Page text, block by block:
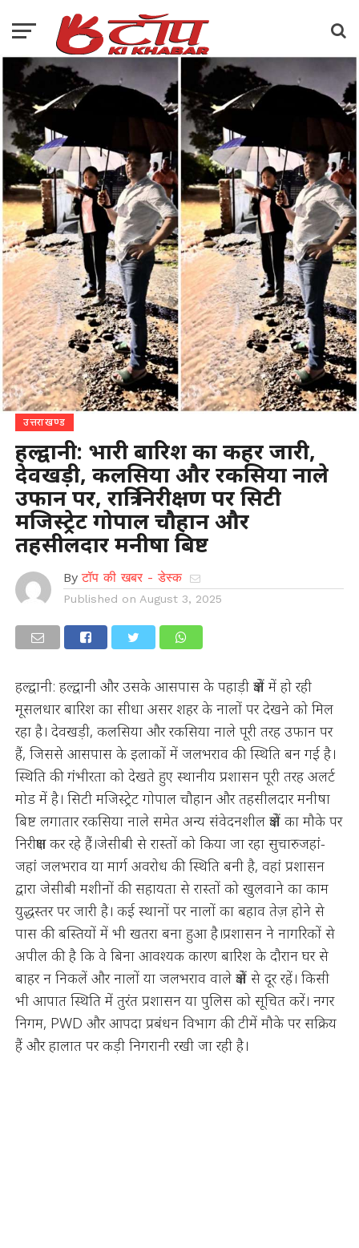
उत्तराखण्ड
हल्द्वानी: भारी बारिश का कहर जारी,
देवखड़ी, कलसिया और रकसिया नाले
उफान पर, रात्रि निरीक्षण पर सिटी
मजिस्ट्रेट गोपाल चौहान और
तहसीलदार मनीषा बिष्ट
By टॉप की खबर - डेस्क
Published on August 3, 2025
हल्द्वानी: हल्द्वानी और उसके आसपास के पहाड़ी क्षेत्रों में हो रही
मूसलधार बारिश का सीधा असर शहर के नालों पर देखने को मिल
रहा है। देवखड़ी, कलसिया और रकसिया नाले पूरी तरह उफान पर
हैं, जिससे आसपास के इलाकों में जलभराव की स्थिति बन गई है।
स्थिति की गंभीरता को देखते हुए स्थानीय प्रशासन पूरी तरह अलर्ट
मोड में है। सिटी मजिस्ट्रेट गोपाल चौहान और तहसीलदार मनीषा
बिष्ट लगातार रकसिया नाले समेत अन्य संवेदनशील क्षेत्रों का मौके पर
निरीक्षण कर रहे हैं।जेसीबी से रास्तों को किया जा रहा सुचारुजहां-
जहां जलभराव या मार्ग अवरोध की स्थिति बनी है, वहां प्रशासन
द्वारा जेसीबी मशीनों की सहायता से रास्तों को खुलवाने का काम
युद्धस्तर पर जारी है। कई स्थानों पर नालों का बहाव तेज़ होने से
पास की बस्तियों में भी खतरा बना हुआ है।प्रशासन ने नागरिकों से
अपील की है कि वे बिना आवश्यक कारण बारिश के दौरान घर से
बाहर न निकलें और नालों या जलभराव वाले क्षेत्रों से दूर रहें। किसी
भी आपात स्थिति में तुरंत प्रशासन या पुलिस को सूचित करें। नगर
निगम, PWD और आपदा प्रबंधन विभाग की टीमें मौके पर सक्रिय
हैं और हालात पर कड़ी निगरानी रखी जा रही है।